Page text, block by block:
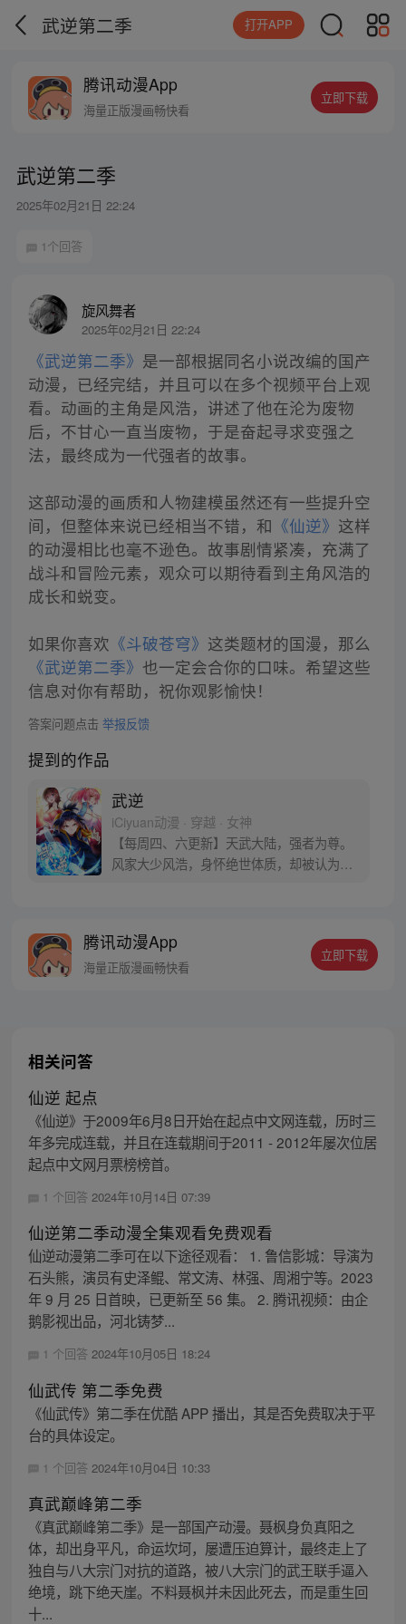
武逆第二季 打开APP
腾讯动漫App
海量正版漫画畅快看
立即下载
武逆第二季
2025年02月21日 22:24
1个回答
旋风舞者
2025年02月21日 22:24
《武逆第二季》 是一部根据同名小说改编的国产
动漫，已经完结，并且可以在多个视频平台上观
看。动画的主角是风浩，讲述了他在沦为废物
后，不甘心一直当废物，于是奋起寻求变强之
法，最终成为一代强者的故事。
这部动漫的画质和人物建模虽然还有一些提升空
间，但整体来说已经相当不错，和 《仙逆》 这样
的动漫相比也毫不逊色。故事剧情紧凑，充满了
战斗和冒险元素，观众可以期待看到主角风浩的
成长和蜕变。
如果你喜欢 《斗破苍穹》 这类题材的国漫，那么
《武逆第二季》 也一定会合你的口味。希望这些
信息对你有帮助，祝你观影愉快！
答案问题点击 举报反馈
提到的作品
武逆
iCiyuan动漫 · 穿越 · 女神
【每周四、六更新】天武大陆，强者为尊。
风家大少风浩，身怀绝世体质，却被认为是
斩八方！
腾讯动漫App
海量正版漫画畅快看
立即下载
相关问答
仙逆 起点
《仙逆》于2009年6月8日开始在起点中文网连载，历时三
年多完成连载，并且在连载期间于2011 - 2012年屡次位居
起点中文网月票榜榜首。
1 个回答 2024年10月14日 07:39
仙逆第二季动漫全集观看免费观看
仙逆动漫第二季可在以下途径观看： 1. 鲁信影城：导演为
石头熊，演员有史泽鲲、常文涛、林强、周湘宁等。2023
年 9 月 25 日首映，已更新至 56 集。 2. 腾讯视频：由企
鹅影视出品，河北铸梦...
1 个回答 2024年10月05日 18:24
仙武传 第二季免费
《仙武传》第二季在优酷 APP 播出，其是否免费取决于平
台的具体设定。
1 个回答 2024年10月04日 10:33
真武巅峰第二季
《真武巅峰第二季》是一部国产动漫。聂枫身负真阳之
体，却出身平凡，命运坎坷，屡遭压迫算计，最终走上了
独自与八大宗门对抗的道路，被八大宗门的武王联手逼入
绝境，跳下绝天崖。不料聂枫并未因此死去，而是重生回
十...